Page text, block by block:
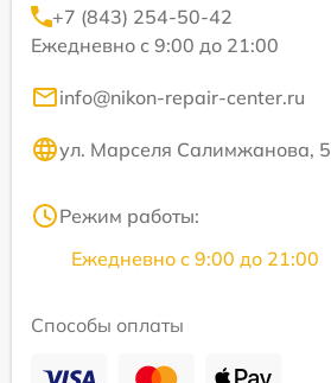
+7 (843) 254-50-42
Ежедневно с 9:00 до 21:00
info@nikon-repair-center.ru
ул. Марселя Салимжанова, 5
Режим работы:
Ежедневно с 9:00 до 21:00
Способы оплаты